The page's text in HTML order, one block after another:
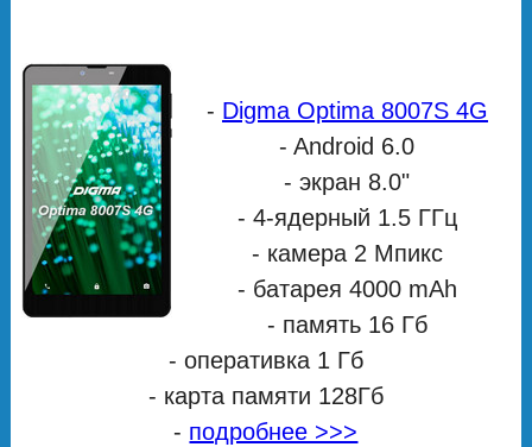
- Digma Optima 8007S 4G
- Android 6.0
- экран 8.0"
- 4-ядерный 1.5 ГГц
- камера 2 Мпикс
- батарея 4000 mAh
- память 16 Гб
- оперативка 1 Гб
- карта памяти 128Гб
- подробнее >>>